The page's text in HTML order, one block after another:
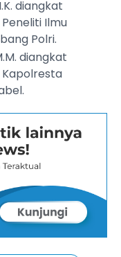
diangkat
Ilmu
Polri.
diangkat